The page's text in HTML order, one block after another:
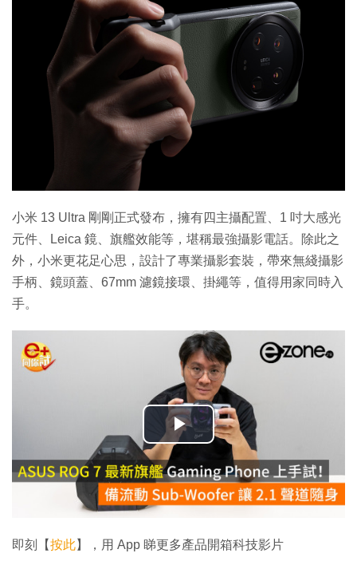
小米 13 Ultra 剛剛正式發布，擁有四主攝配置、1 吋大感光
元件、Leica 鏡、旗艦效能等，堪稱最強攝影電話。除此之
外，小米更花足心思，設計了專業攝影套裝，帶來無綫攝影
手柄、鏡頭蓋、67mm 濾鏡接環、掛繩等，值得用家同時入
手。
播
放
影
片
即刻【按此】，用 App 睇更多產品開箱科技影片